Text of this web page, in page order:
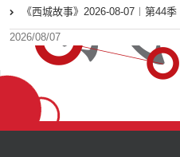
《西城故事》2026-08-07︱第44
2026/08/07